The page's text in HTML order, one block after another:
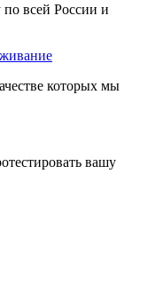
всей России и
которых мы
вашу